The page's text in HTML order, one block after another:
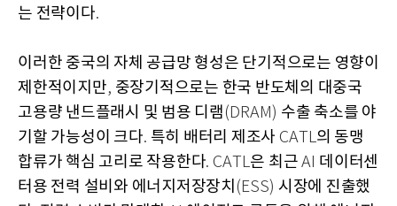
는 전략이다.
이러한 중국의 자체 공급망 형성은 단기적으로는 영향이
제한적이지만, 중장기적으로는 한국 반도체의 대중국
고용량 낸드플래시 및 범용 디램 (DRAM) 수출 축소를 야
기할 가능성이 크다. 특히 배터리 제조사 CATL의 동맹
합류가 핵심 고리로 작용한다. CATL은 최근 AI 데이터센
터용 전력 설비와 에너지저장장치 (ESS) 시장에 진출했